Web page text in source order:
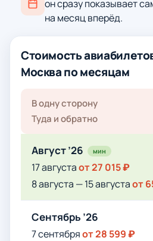
он сразу показывает
на месяц вперёд.
Стоимость
Москва по месяцам
В одну сторону
Туда и обратно
Август ’26 мин
17 августаот 27 015 ₽
8 августа — 15 августаот
Сентябрь ’26
7 сентябряот 28 599 ₽